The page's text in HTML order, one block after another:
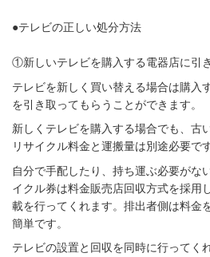
●テレビの正しい処分方法
①新しいテレビを購入する電器店に引
テレビを新しく買い替える場合は購入
を引き取ってもらうことができます。
新しくテレビを購入する場合でも、古
リサイクル料金と運搬量は別途必要です
自分で手配したり、持ち運ぶ必要がな
イクル券は料金販売店回収方式を採用
載を行ってくれます。排出者側は料金
簡単です。
テレビの設置と回収を同時に行ってく